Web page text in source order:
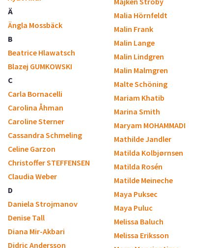
Ä
Ängla Mossbäck
B
Beatrice Hlawatsch
Blazej GUMKOWSKI
C
Carla Bornacelli
Carolina Åhman
Caroline Sterner
Cassandra Schmeling
Celine Garzon
Christoffer STEFFENSEN
Claudia Weber
D
Daniela Strojmanov
Denise Tall
Diana Mir-Akbari
Didric Andersson
Malia Hörnfeldt
Malin Frank
Malin Lange
Malin Lindgren
Malin Malmgren
Malte Schöning
Mariam Khatib
Marina Smith
Maryam MOHAMMADI
Mathilde Jandler
Matilda Kolbjørnsen
Matilda Rosén
Matilde Meineche
Maya Puksec
Maya Puluc
Melissa Baluch
Melissa Eriksson